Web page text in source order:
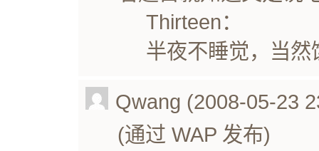
Thirteen：
半夜不睡觉，当
Qwang (2008-05-23
(通过 WAP 发布)